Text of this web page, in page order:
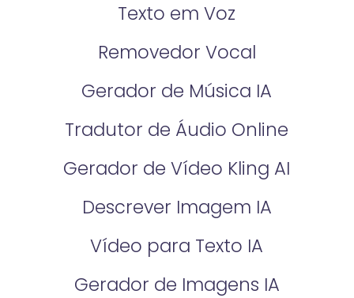
Texto em Voz
Removedor Vocal
Gerador de Música IA
Tradutor de Áudio Online
Gerador de Vídeo Kling AI
Descrever Imagem IA
Vídeo para Texto IA
Gerador de Imagens IA